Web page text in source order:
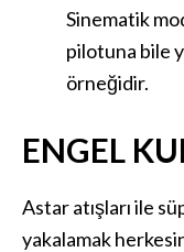
Sinematik
pilotuna bile
örneğidir.
ENGEL
Astar atışları ile
yakalamak